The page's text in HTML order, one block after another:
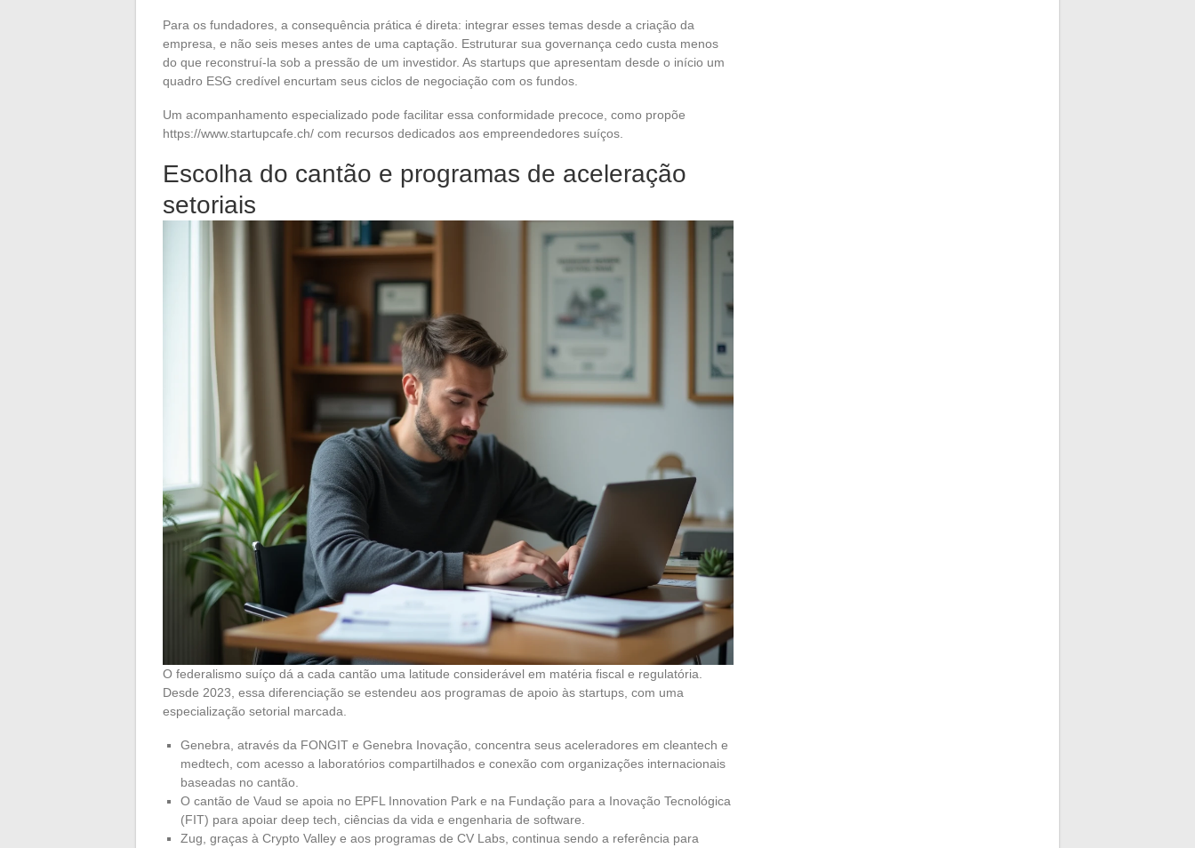
Para os fundadores, a consequência prática é direta: integrar esses temas desde a criação da
empresa, e não seis meses antes de uma captação. Estruturar sua governança cedo custa menos
do que reconstruí-la sob a pressão de um investidor. As startups que apresentam desde o início um
quadro ESG credível encurtam seus ciclos de negociação com os fundos.
Um acompanhamento especializado pode facilitar essa conformidade precoce, como propõe
https://www.startupcafe.ch/ com recursos dedicados aos empreendedores suíços.
Escolha do cantão e programas de aceleração
setoriais
O federalismo suíço dá a cada cantão uma latitude considerável em matéria fiscal e regulatória.
Desde 2023, essa diferenciação se estendeu aos programas de apoio às startups, com uma
especialização setorial marcada.
Genebra, através da FONGIT e Genebra Inovação, concentra seus aceleradores em cleantech e
medtech, com acesso a laboratórios compartilhados e conexão com organizações internacionais
baseadas no cantão.
O cantão de Vaud se apoia no EPFL Innovation Park e na Fundação para a Inovação Tecnológica
(FIT) para apoiar deep tech, ciências da vida e engenharia de software.
Zug, graças à Crypto Valley e aos programas de CV Labs, continua sendo a referência para